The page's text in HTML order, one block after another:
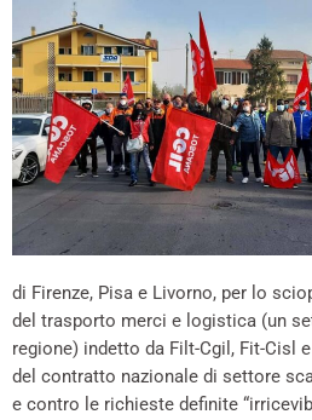
di Firenze, Pisa e Livorno, per lo
del trasporto merci e logistica (un
regione) indetto da Filt-Cgil, Fit-Cisl
del contratto nazionale di settore
e contro le richieste definite